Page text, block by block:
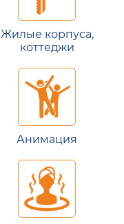
Жилые корпуса,
коттеджи
Анимация